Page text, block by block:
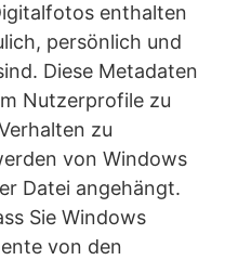
enthalten
persönlich und
Diese Metadaten
Nutzerprofile zu
zu
von Windows
Datei angehängt.
Sie Windows
von den